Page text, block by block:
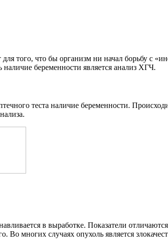
того, что бы организм ни начал борьбу с
беременности является анализ ХГЧ.
теста наличие беременности.
в выработке. Показатели
многих случаях опухоль является